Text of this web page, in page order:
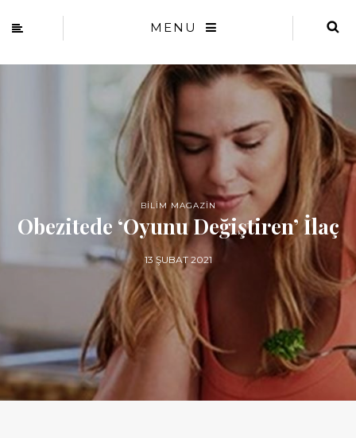
MENU
BİLİM MAGAZİN
Obezitede ‘Oyunu Değiştiren’ İlaç
13 ŞUBAT 2021